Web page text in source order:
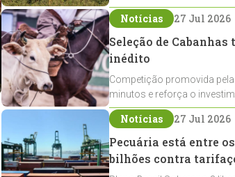
expansão na pecuária
Notícias 27 Jul 2026
Seleção de
inédito
Competição promovida
minutos e reforça o
Crioulos voltados ao laço
Notícias 27 Jul 2026
Pecuária está entre
bilhões contra